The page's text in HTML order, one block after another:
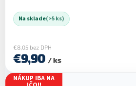
Na sklade(>5 ks)
€8,05 bez DPH
€9,90 / ks
NÁKUP IBA NA